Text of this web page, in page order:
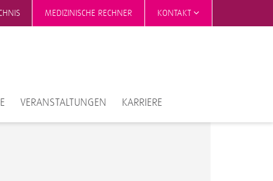
MEDIZINISCHE RECHNER KONTAKT
VERANSTALTUNGEN KARRIERE